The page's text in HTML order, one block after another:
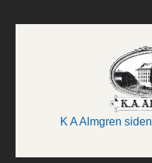
K A Almgren